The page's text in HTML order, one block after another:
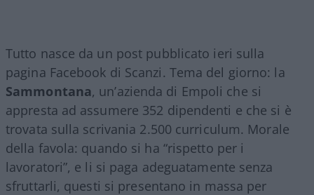
Tutto nasce da un post pubblicato ieri sulla
pagina Facebook di Scanzi. Tema del giorno: la
Sammontana, un’azienda di Empoli che si
appresta ad assumere 352 dipendenti e che si è
trovata sulla scrivania 2.500 curriculum. Morale
della favola: quando si ha “rispetto per i
lavoratori”, e li si paga adeguatamente senza
sfruttarli, questi si presentano in massa per